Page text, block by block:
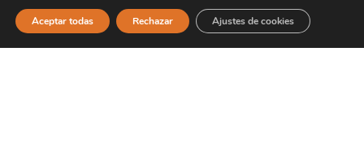
Aceptar todas Rechazar Ajustes de cookies